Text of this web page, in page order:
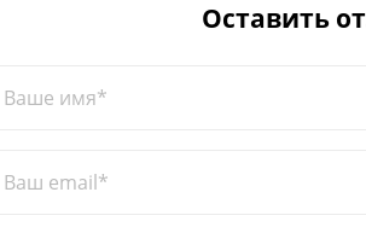
Оставить
Ваше имя*
Ваш email*